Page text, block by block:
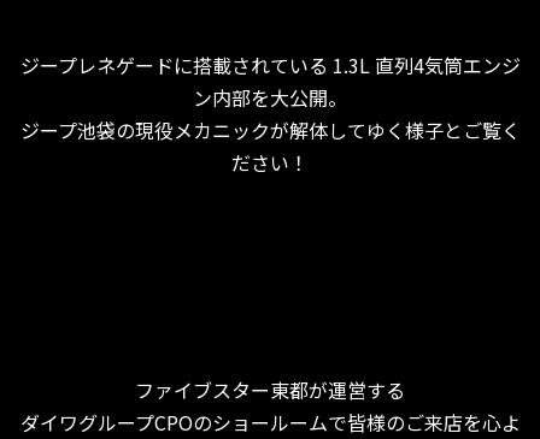
ジープレネゲードに搭載されている 1.3L 直列4気筒エンジ
ン内部を大公開。
ジープ池袋の現役メカニックが解体してゆく様子とご覧く
ださい！
ファイブスター東都が運営する
ダイワグループCPOのショールームで皆様のご来店を心よ